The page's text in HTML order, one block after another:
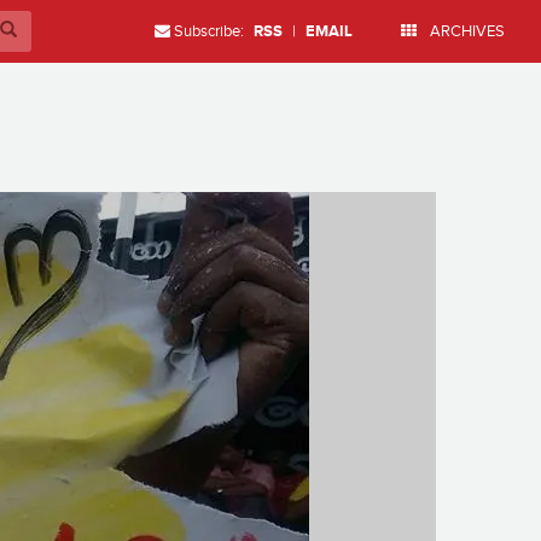
Subscribe: RSS | EMAIL ARCHIVES